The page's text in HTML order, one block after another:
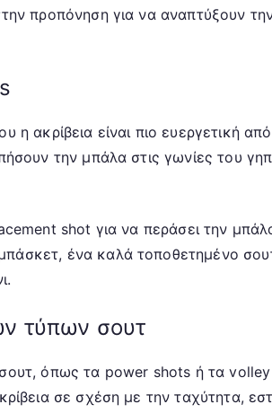
προπόνηση για να αναπτύξουν
ακρίβεια είναι πιο ευεργετική
την μπάλα στις γωνίες του
shot για να περάσει την
ένα καλά τοποθετημένο
τύπων σουτ
όπως τα power shots ή τα volley
σε σχέση με την ταχύτητα,